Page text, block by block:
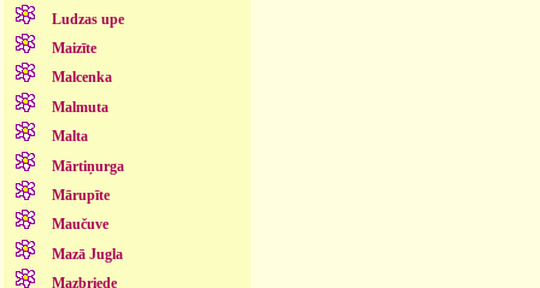
Ludzas upe
Maizīte
Malcenka
Malmuta
Malta
Mārtiņurga
Mārupīte
Maučuve
Mazā Jugla
Mazbriede